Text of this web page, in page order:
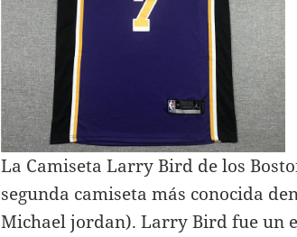
La Camiseta Larry Bird de los
segunda camiseta más conocida
Michael jordan). Larry Bird fue un